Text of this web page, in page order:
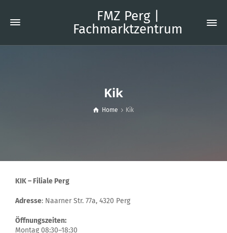
FMZ Perg |
Fachmarktzentrum
Kik
Home Kik
KIK – Filiale Perg
Adresse: Naarner Str. 77a, 4320 Perg
Öffnungszeiten:
Montag 08:30–18:30